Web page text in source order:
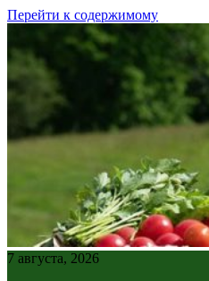
Перейти к содержимому
7 августа, 2026